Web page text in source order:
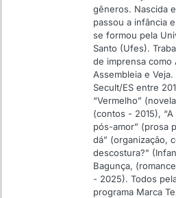
gêneros. Nascida
passou a infância
se formou pela
Santo (Ufes).
de imprensa como
Assembleia e
Secult/ES entre
“Vermelho”
(contos - 2015),
pós-amor” (prosa
dá” (organização,
descostura?"
Bagunça,
- 2025). Todos
programa Marca